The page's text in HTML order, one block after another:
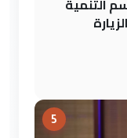
التنمية
5